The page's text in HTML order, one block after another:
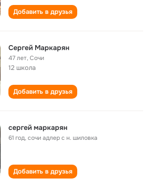
Добавить в друзья
Сергей Маркарян
47 лет,Сочи
12 школа
Добавить в друзья
сергей маркарян
61 год,сочи адлер с н. шиловка
Добавить в друзья